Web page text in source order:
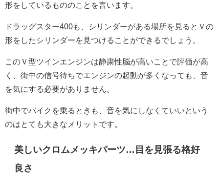
形をしているもののことを言います。
ドラッグスター400も、シリンダーがある場所を見るとＶの
形をしたシリンダーを見つけることができるでしょう。
このＶ型ツインエンジンは静粛性脳が高いことで評価が高
く、街中の信号待ちでエンジンの起動が多くなっても、音
を気にする必要がありません。
街中でバイクを乗るときも、音を気にしなくていいという
のはとても大きなメリットです。
美しいクロムメッキパーツ…目を見張る格好
良さ